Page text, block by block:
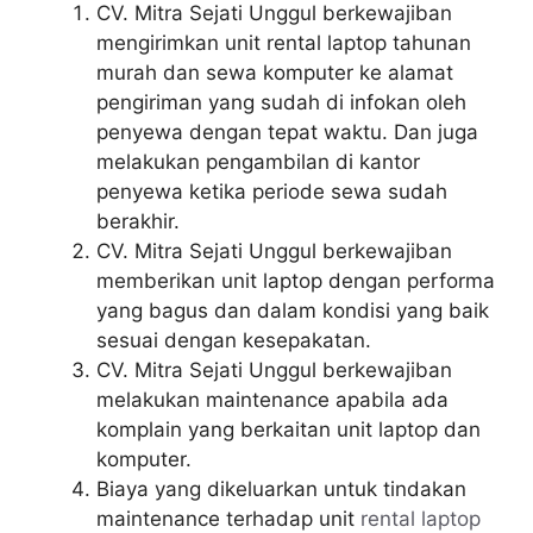
CV. Mitra Sejati Unggul berkewajiban
mengirimkan unit rental laptop tahunan
murah dan sewa komputer ke alamat
pengiriman yang sudah di infokan oleh
penyewa dengan tepat waktu. Dan juga
melakukan pengambilan di kantor
penyewa ketika periode sewa sudah
berakhir.
CV. Mitra Sejati Unggul berkewajiban
memberikan unit laptop dengan performa
yang bagus dan dalam kondisi yang baik
sesuai dengan kesepakatan.
CV. Mitra Sejati Unggul berkewajiban
melakukan maintenance apabila ada
komplain yang berkaitan unit laptop dan
komputer.
Biaya yang dikeluarkan untuk tindakan
maintenance terhadap unit rental laptop